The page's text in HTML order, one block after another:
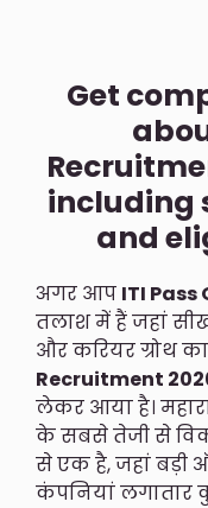
Get
including
and
अगर आप ITI Pass
तलाश में हैं जहां
और करियर ग्रोथ
Recruitment
लेकर आया है।
के सबसे तेजी से
से एक है, जहां बड़ी
कंपनियां लगातार